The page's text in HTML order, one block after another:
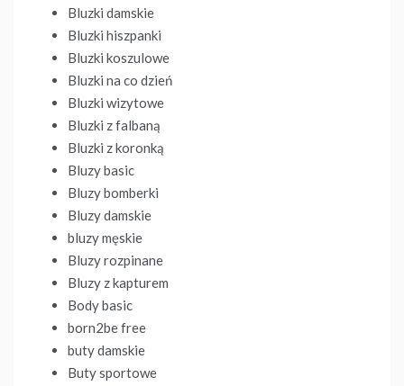
Bluzki damskie
Bluzki hiszpanki
Bluzki koszulowe
Bluzki na co dzień
Bluzki wizytowe
Bluzki z falbaną
Bluzki z koronką
Bluzy basic
Bluzy bomberki
Bluzy damskie
bluzy męskie
Bluzy rozpinane
Bluzy z kapturem
Body basic
born2be free
buty damskie
Buty sportowe